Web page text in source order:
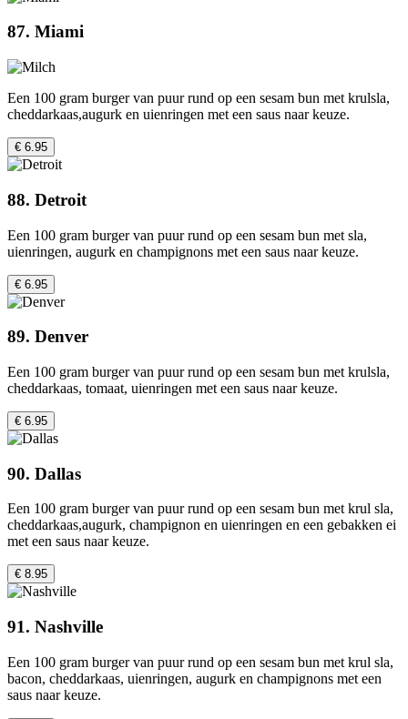
87. Miami
Een 100 gram burger van puur rund op een sesam bun met krulsla,
cheddarkaas,augurk en uienringen met een saus naar keuze.
€ 6.95
88. Detroit
Een 100 gram burger van puur rund op een sesam bun met sla,
uienringen, augurk en champignons met een saus naar keuze.
€ 6.95
89. Denver
Een 100 gram burger van puur rund op een sesam bun met krulsla,
cheddarkaas, tomaat, uienringen met een saus naar keuze.
€ 6.95
90. Dallas
Een 100 gram burger van puur rund op een sesam bun met krul sla,
cheddarkaas,augurk, champignon en uienringen en een gebakken ei
met een saus naar keuze.
€ 8.95
91. Nashville
Een 100 gram burger van puur rund op een sesam bun met krul sla,
bacon, cheddarkaas, uienringen, augurk en champignons met een
saus naar keuze.